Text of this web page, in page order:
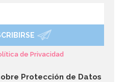
0,5 Lt
de Privacidad
Protección de Datos